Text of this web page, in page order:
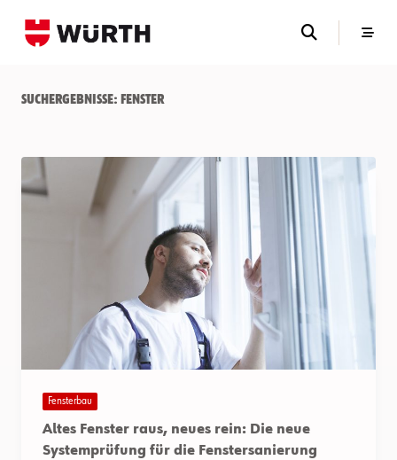
Suchergebnisse: Fenster
Fensterbau
Altes Fenster raus, neues rein: Die neue
Systemprüfung für die Fenstersanierung